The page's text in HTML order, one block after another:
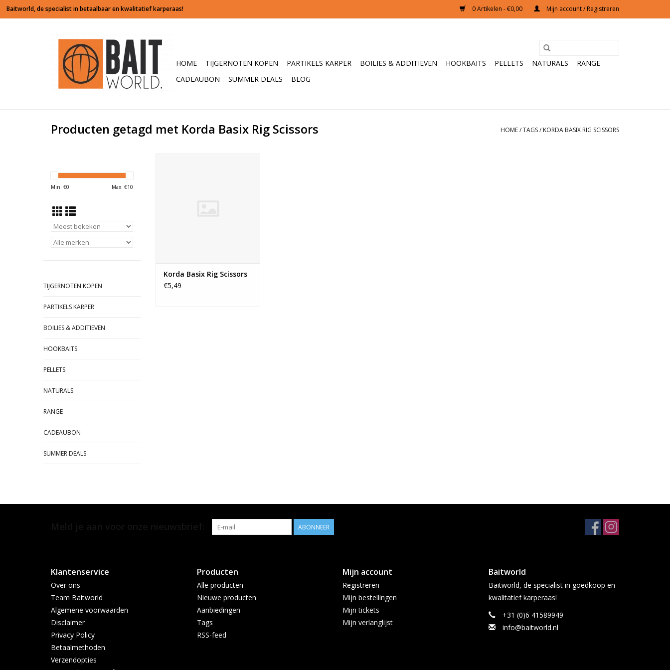
0 Artikelen - €0,00 Mijn account / Registreren
HOME TIJGERNOTEN KOPEN PARTIKELS KARPER BOILIES & ADDITIEVEN HOOKBAITS PELLETS NATURALS
RANGE
CADEAUBON
SUMMER DEALS BLOG
Producten getagd met Korda Basix Rig Scissors HOME/TAGS/ KORDA BASIX RIG SCISSORS
Min: €0 Max: €10
TIJGERNOTEN KOPEN
PARTIKELS KARPER
BOILIES & ADDITIEVEN
HOOKBAITS
PELLETS
NATURALS
RANGE
CADEAUBON
SUMMER DEALS
Korda Basix Rig Scissors
€5,49
ABONNEER
Klantenservice
Over ons
Team Baitworld
Algemene voorwaarden
Disclaimer
Privacy Policy
Betaalmethoden
Verzendopties
Producten
Alle producten
Nieuwe producten
Aanbiedingen
Tags
RSS-feed
Mijn account
Registreren
Mijn bestellingen
Mijn tickets
Mijn verlanglijst
Baitworld
Baitworld, de specialist in goedkoop en
kwalitatief karperaas!
+31 (0)6 41589949
info@baitworld.nl